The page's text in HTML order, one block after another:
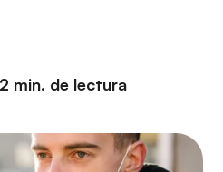
2 min. de lectura